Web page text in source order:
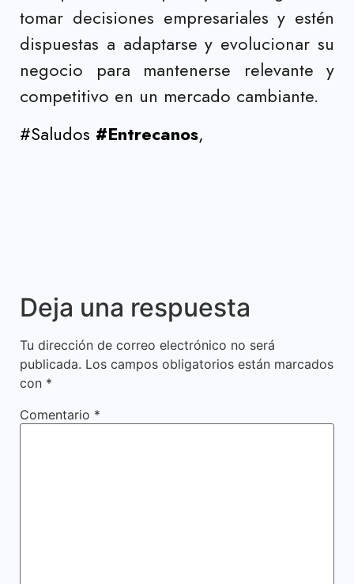
tomar decisiones empresariales y estén
dispuestas a adaptarse y evolucionar su
negocio para mantenerse relevante y
competitivo en un mercado cambiante.
#Saludos #Entrecanos,
Deja una respuesta
Tu dirección de correo electrónico no será
publicada. Los campos obligatorios están marcados
con *
Comentario *